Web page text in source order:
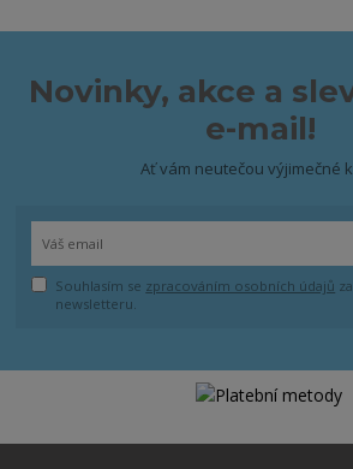
Novinky, akce a
e-mail!
Ať vám neutečou výjimečné
Souhlasím se zpracováním osobních údajů
newsletteru.